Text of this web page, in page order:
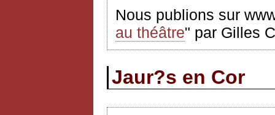
Nous publions sur
au théâtre" par Gilles
Jaur?s en Cor